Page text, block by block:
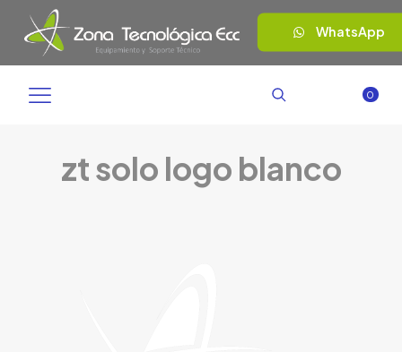
WhatsApp
0
zt solo logo blanco